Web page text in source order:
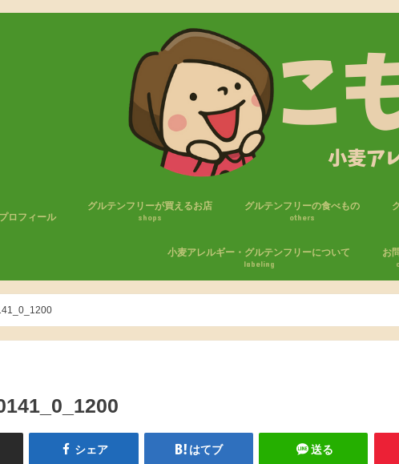
ロフィール
グルテンフリーが買えるお店
shops
コンビニのグルテンフリー商品 セブンイレブン
ファミリーマート
ローソン
ローソンストア100
グルテンフリーの食べもの
others
お
パ
米
調
麺
小麦アレルギー・グルテンフリーについて
labeling
わたしの小麦アレルギー体験 エピペン
気をつけ
小麦アレルギーの生活
お
シェア はてブ 送る